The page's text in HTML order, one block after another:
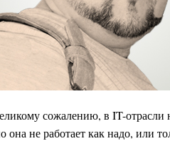
сожалению, в IT-отрасли
она не работает как надо, или